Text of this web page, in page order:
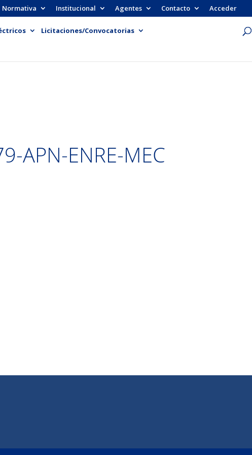
Normativa Institucional Agentes Contacto Acceder
Licitaciones/Convocatorias
APN-ENRE-MEC